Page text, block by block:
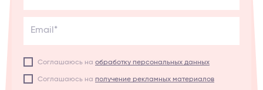
Email*
Соглашаюсь на обработку персональных данных
Соглашаюсь на получение рекламных материалов